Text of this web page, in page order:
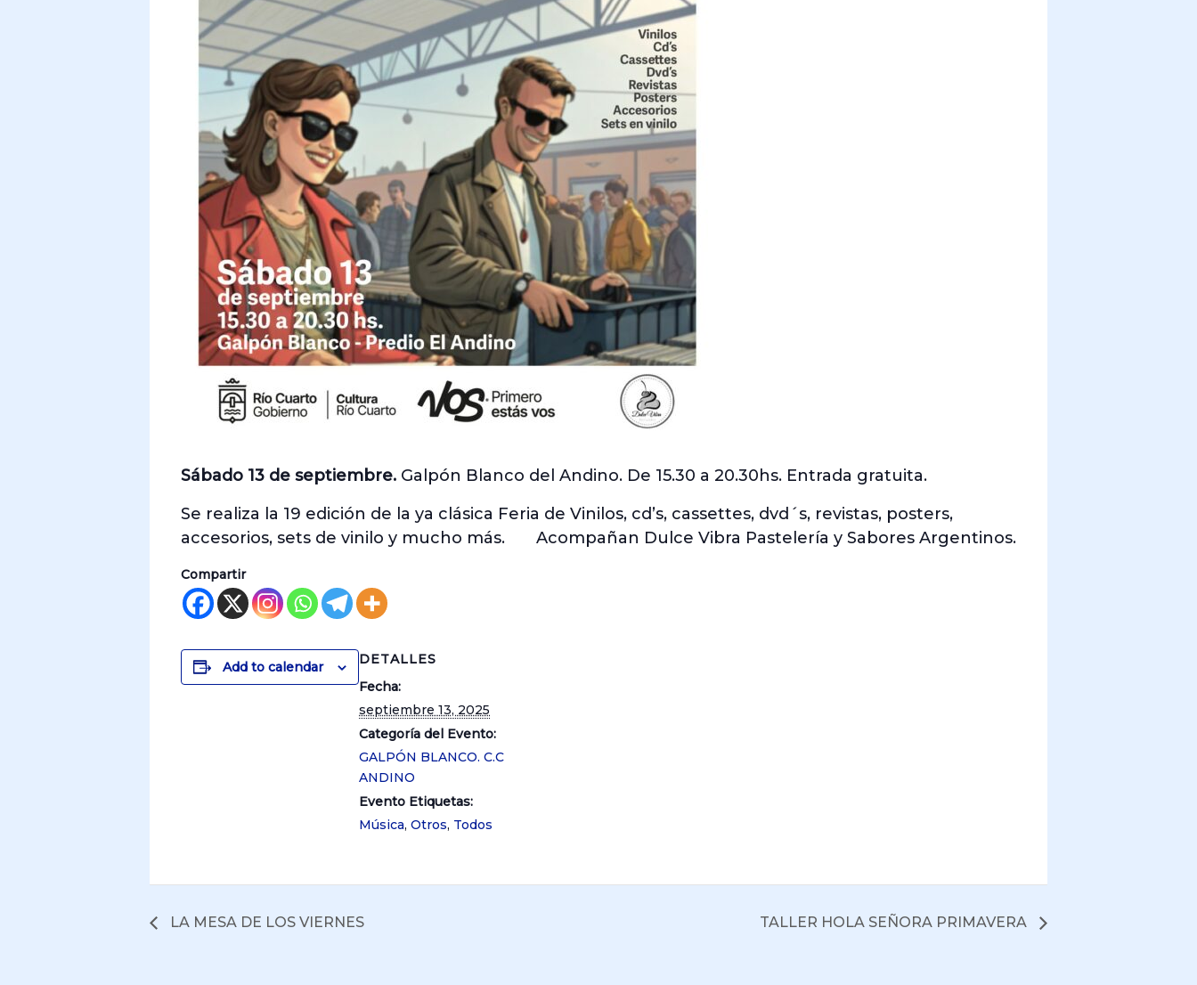
Sábado 13 de septiembre. Galpón Blanco del Andino. De 15.30 a 20.30hs. Entrada gratuita.
Se realiza la 19 edición de la ya clásica Feria de Vinilos, cd’s, cassettes, dvd´s, revistas, posters,
accesorios, sets de vinilo y mucho más. Acompañan Dulce Vibra Pastelería y Sabores Argentinos.
Compartir
Add to calendar
DETALLES
Fecha:
septiembre 13, 2025
Categoría del Evento:
GALPÓN BLANCO. C.C
ANDINO
Evento Etiquetas:
Música, Otros, Todos
LA MESA DE LOS VIERNES TALLER HOLA SEÑORA PRIMAVERA